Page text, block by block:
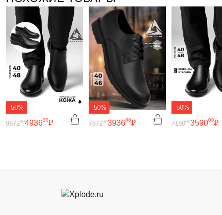
-50%
493600₽
987200
-50%
393600₽
787200
-50%
359000₽
718000